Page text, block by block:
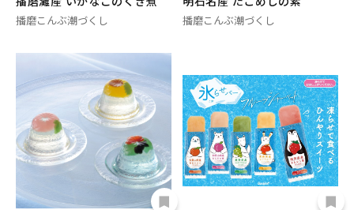
播磨こんぶ潮づくし 播磨こんぶ潮づくし